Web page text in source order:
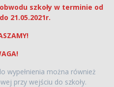
szkoły w terminie od
21.05.2021r.
wypełnienia można również
przy wejściu do szkoły.